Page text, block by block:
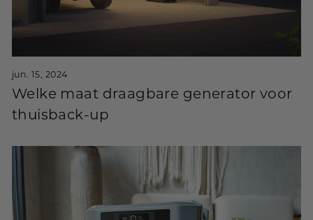
jun. 15, 2024
Welke maat draagbare generator voor
thuisback-up